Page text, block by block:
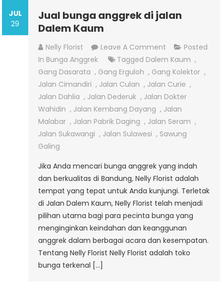
JUL
29
Jual bunga anggrek di jalan
Dalem Kaum
Nelly Florist Leave A Comment On
Jual
Bunga
Anggrek
Di
Jalan
Dalem
Kaum
Posted
In Bunga Anggrek Tagged Dalem Kaum ,
Gang Dasarata , Gang Erguloh , Gang Kolektor ,
Jalan Cimandiri , Jalan Culan , Jalan Curie ,
Jalan Dahlia , Jalan Dederuk , Jalan Dokter
Wahidin , Jalan Kembang Dayang , Jalan
Malabar , Jalan Pabrik Daging , Jalan Seram ,
Jalan Sukawangi , Jalan Sulawesi , Sawung
Galing
Jika Anda mencari bunga anggrek yang indah
dan berkualitas di Bandung, Nelly Florist adalah
tempat yang tepat untuk Anda kunjungi. Terletak
di Jalan Dalem Kaum, Nelly Florist telah menjadi
pilihan utama bagi para pecinta bunga yang
menginginkan keindahan dan keanggunan
anggrek dalam berbagai acara dan kesempatan.
Tentang Nelly Florist Nelly Florist adalah toko
bunga terkenal […]